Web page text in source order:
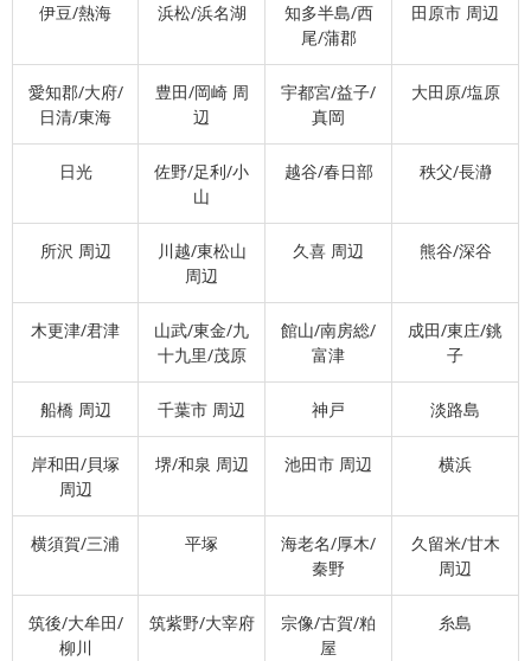
伊豆/熱海 浜松/浜名湖
知多半島/西
尾/蒲郡
田原市 周辺
愛知郡/大府/
日清/東海
豊田/岡崎 周
辺
宇都宮/益子/
真岡
大田原/塩原
日光
佐野/足利/小
山
越谷/春日部 秩父/長瀞
所沢 周辺
川越/東松山
周辺
久喜 周辺 熊谷/深谷
木更津/君津
山武/東金/九
十九里/茂原
館山/南房総/
富津
成田/東庄/銚
子
船橋 周辺 千葉市 周辺 神戸 淡路島
岸和田/貝塚
周辺
堺/和泉 周辺 池田市 周辺 横浜
横須賀/三浦 平塚
海老名/厚木/
秦野
久留米/甘木
周辺
筑後/大牟田/
柳川
筑紫野/大宰府
宗像/古賀/粕
屋
糸島